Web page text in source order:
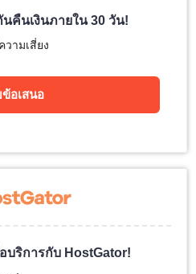
คืนเงินภายใน 30 วัน!
ามเสี่ยง
อเสนอ
บริการกับ HostGator!